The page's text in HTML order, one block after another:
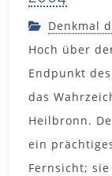
Denkmal
Hoch über
Endpunkt
das
Heilbronn.
ein
Fernsicht;